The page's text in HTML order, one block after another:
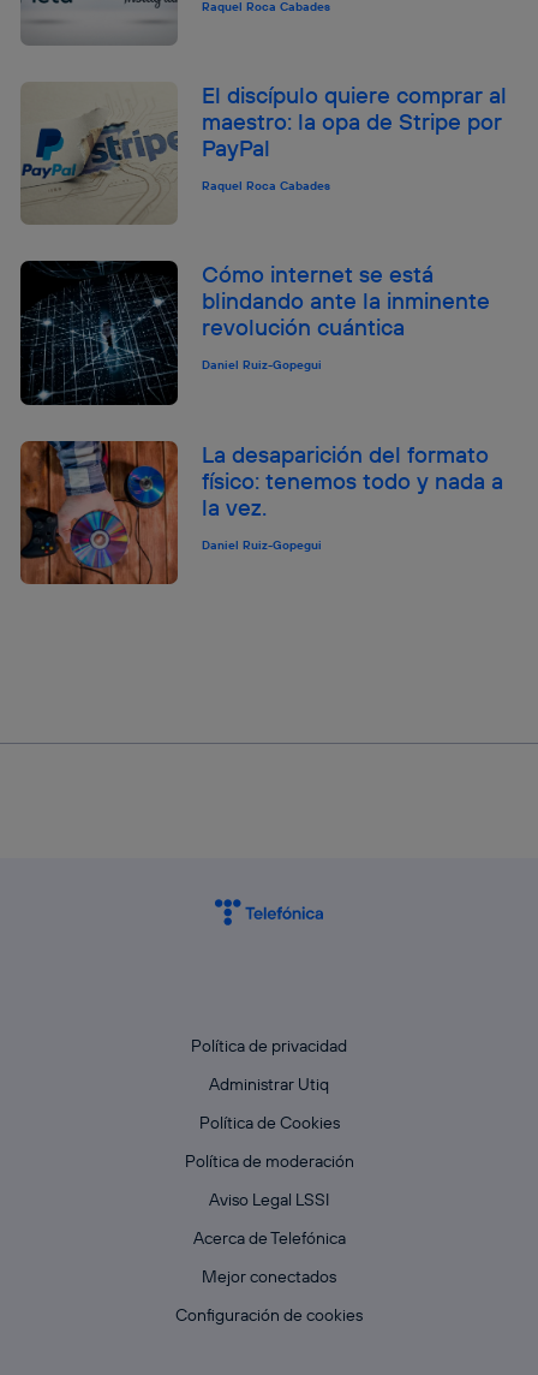
Raquel Roca Cabades
El discípulo quiere comprar al
maestro: la opa de Stripe por
PayPal
Raquel Roca Cabades
Cómo internet se está
blindando ante la inminente
revolución cuántica
Daniel Ruiz-Gopegui
La desaparición del formato
físico: tenemos todo y nada a
la vez.
Daniel Ruiz-Gopegui
Política de privacidad
Administrar Utiq
Política de Cookies
Política de moderación
Aviso Legal LSSI
Acerca de Telefónica
Mejor conectados
Configuración de cookies